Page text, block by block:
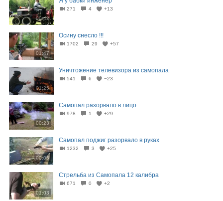
00:42
271 4 +13
01:47
Осину снесло !!!
1702 29 +57
01:25
Уничтожение телевизора из самопала
541 6 −23
00:23
Самопал разорвало в лицо
978 1 +29
00:05
Самопал поджиг разорвало в руках
1232 3 +25
01:03
Стрельба из Самопала 12 калибра
671 0 +2